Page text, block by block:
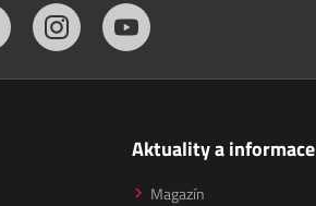
Aktuality a informace
Magazín